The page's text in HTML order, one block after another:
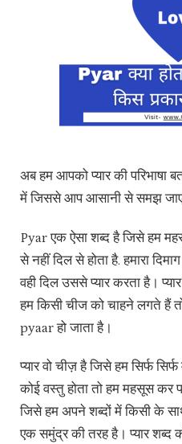
अब हम आपको प्यार की परिभाषा
में जिससे आप आसानी से समझ
Pyar एक ऐसा शब्द है जिसे हम
से नहीं दिल से होता है. हमारा
वही दिल उससे प्यार करता है।
हम किसी चीज को चाहने लगते हैं
pyaar हो जाता है।
प्यार वो चीज़ है जिसे हम सिर्फ
कोई वस्तु होता तो हम महसूस कर
जिसे हम अपने शब्दों में किसी के
एक समुंद्र की तरह है। प्यार शब्द